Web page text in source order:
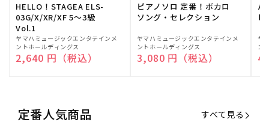
HELLO！STAGEA ELS-
03G/X/XR/XF 5～3級
Vol.1
販
売
元:
ヤマハミュージックエンタテインメ
ントホールディングス
通常価格
2,640 円（税込）
ピアノソロ 定番！ボカロ
ソング・セレクション
販
売
元:
ヤマハミュージックエンタテインメ
ントホールディングス
通常価格
3,080 円（税込）
バ
ヒ
販
売
ヤ
ン
定番人気商品 すべて見る